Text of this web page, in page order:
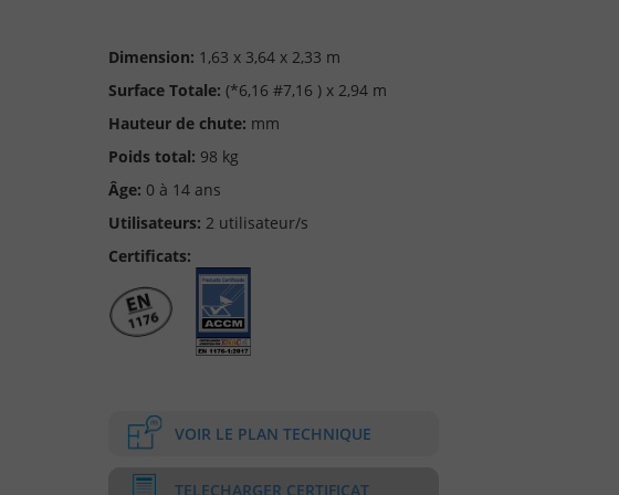
Dimension: 1,63 x 3,64 x 2,33 m
Surface Totale: (*6,16 #7,16 ) x 2,94 m
Hauteur de chute: mm
Poids total: 98 kg
Âge: 0 à 14 ans
Utilisateurs: 2 utilisateur/s
Certificats:
VOIR LE PLAN TECHNIQUE
TELECHARGER CERTIFICAT